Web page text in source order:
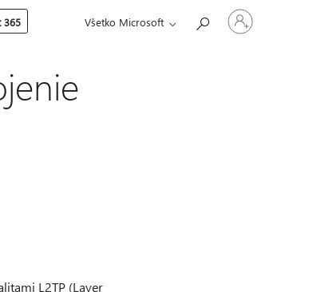
365 Všetko Microsoft
Prihláste
sa
L2TP (Layer